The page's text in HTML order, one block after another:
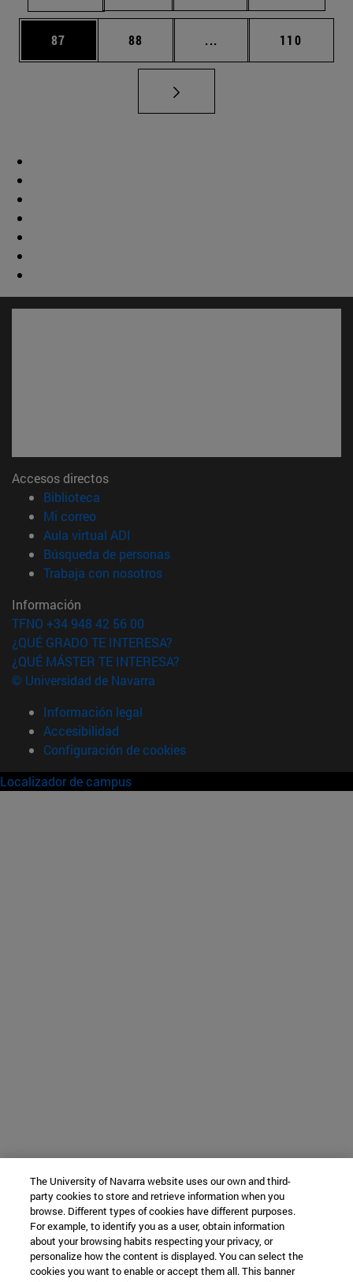
Página
87 Página
88 ... Páginas intermedias
Página
110
Accesos directos
Biblioteca
Mi correo(abre en nueva ventana)
Aula virtual ADI
Búsqueda de personas(abre en nueva ventana)
Trabaja con nosotros(abre en nueva ventana)
Información
TFNO +34 948 42 56 00
¿QUÉ GRADO TE INTERESA?
¿QUÉ MÁSTER TE INTERESA?
© Universidad de Navarra
Información legal
Accesibilidad
Configuración de cookies
Localizador de campus
The University of Navarra website uses our own and third-
party cookies to store and retrieve information when you
browse. Different types of cookies have different purposes.
For example, to identify you as a user, obtain information
about your browsing habits respecting your privacy, or
personalize how the content is displayed. You can select the
cookies you want to enable or accept them all. This banner